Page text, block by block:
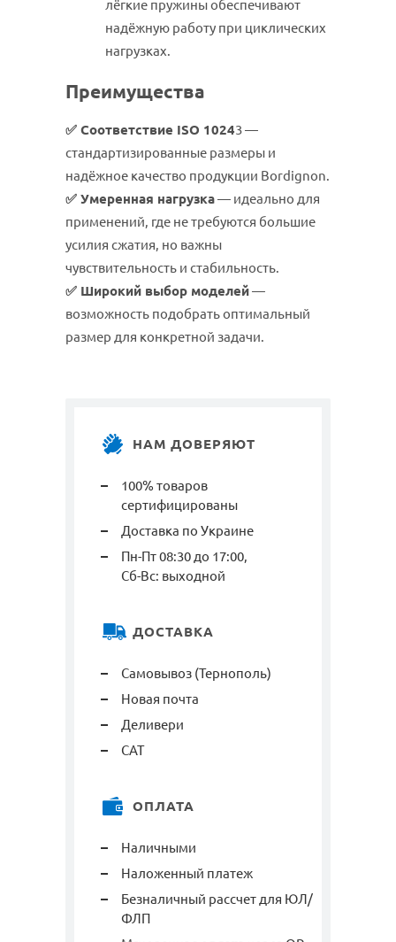
лёгкие пружины обеспечивают
надёжную работу при циклических
нагрузках.
Преимущества
✅ Соответствие ISO 10243 —
стандартизированные размеры и
надёжное качество продукции Bordignon.
✅ Умеренная нагрузка— идеально для
применений, где не требуются большие
усилия сжатия, но важны
чувствительность и стабильность.
✅ Широкий выбор моделей—
возможность подобрать оптимальный
размер для конкретной задачи.
НАМ ДОВЕРЯЮТ
100% товаров
сертифицированы
Доставка по Украине
Пн-Пт 08:30 до 17:00,
Сб-Вс: выходной
ДОСТАВКА
Самовывоз (Тернополь)
Новая почта
Деливери
САТ
ОПЛАТА
Наличными
Наложенный платеж
Безналичный рассчет для ЮЛ/
ФЛП